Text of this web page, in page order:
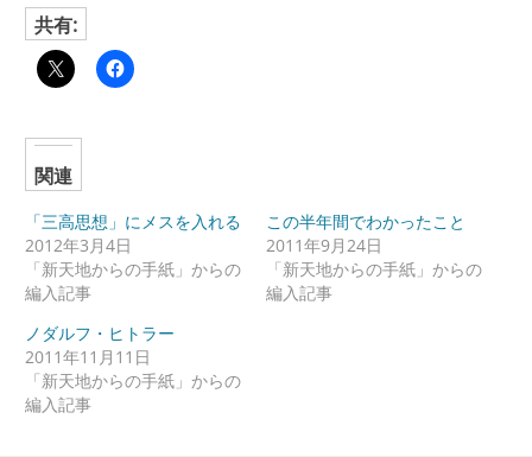
共有:
関連
「三高思想」にメスを入れる
2012年3月4日
「新天地からの手紙」からの
編入記事
この半年間でわかったこと
2011年9月24日
「新天地からの手紙」からの
編入記事
ノダルフ・ヒトラー
2011年11月11日
「新天地からの手紙」からの
編入記事